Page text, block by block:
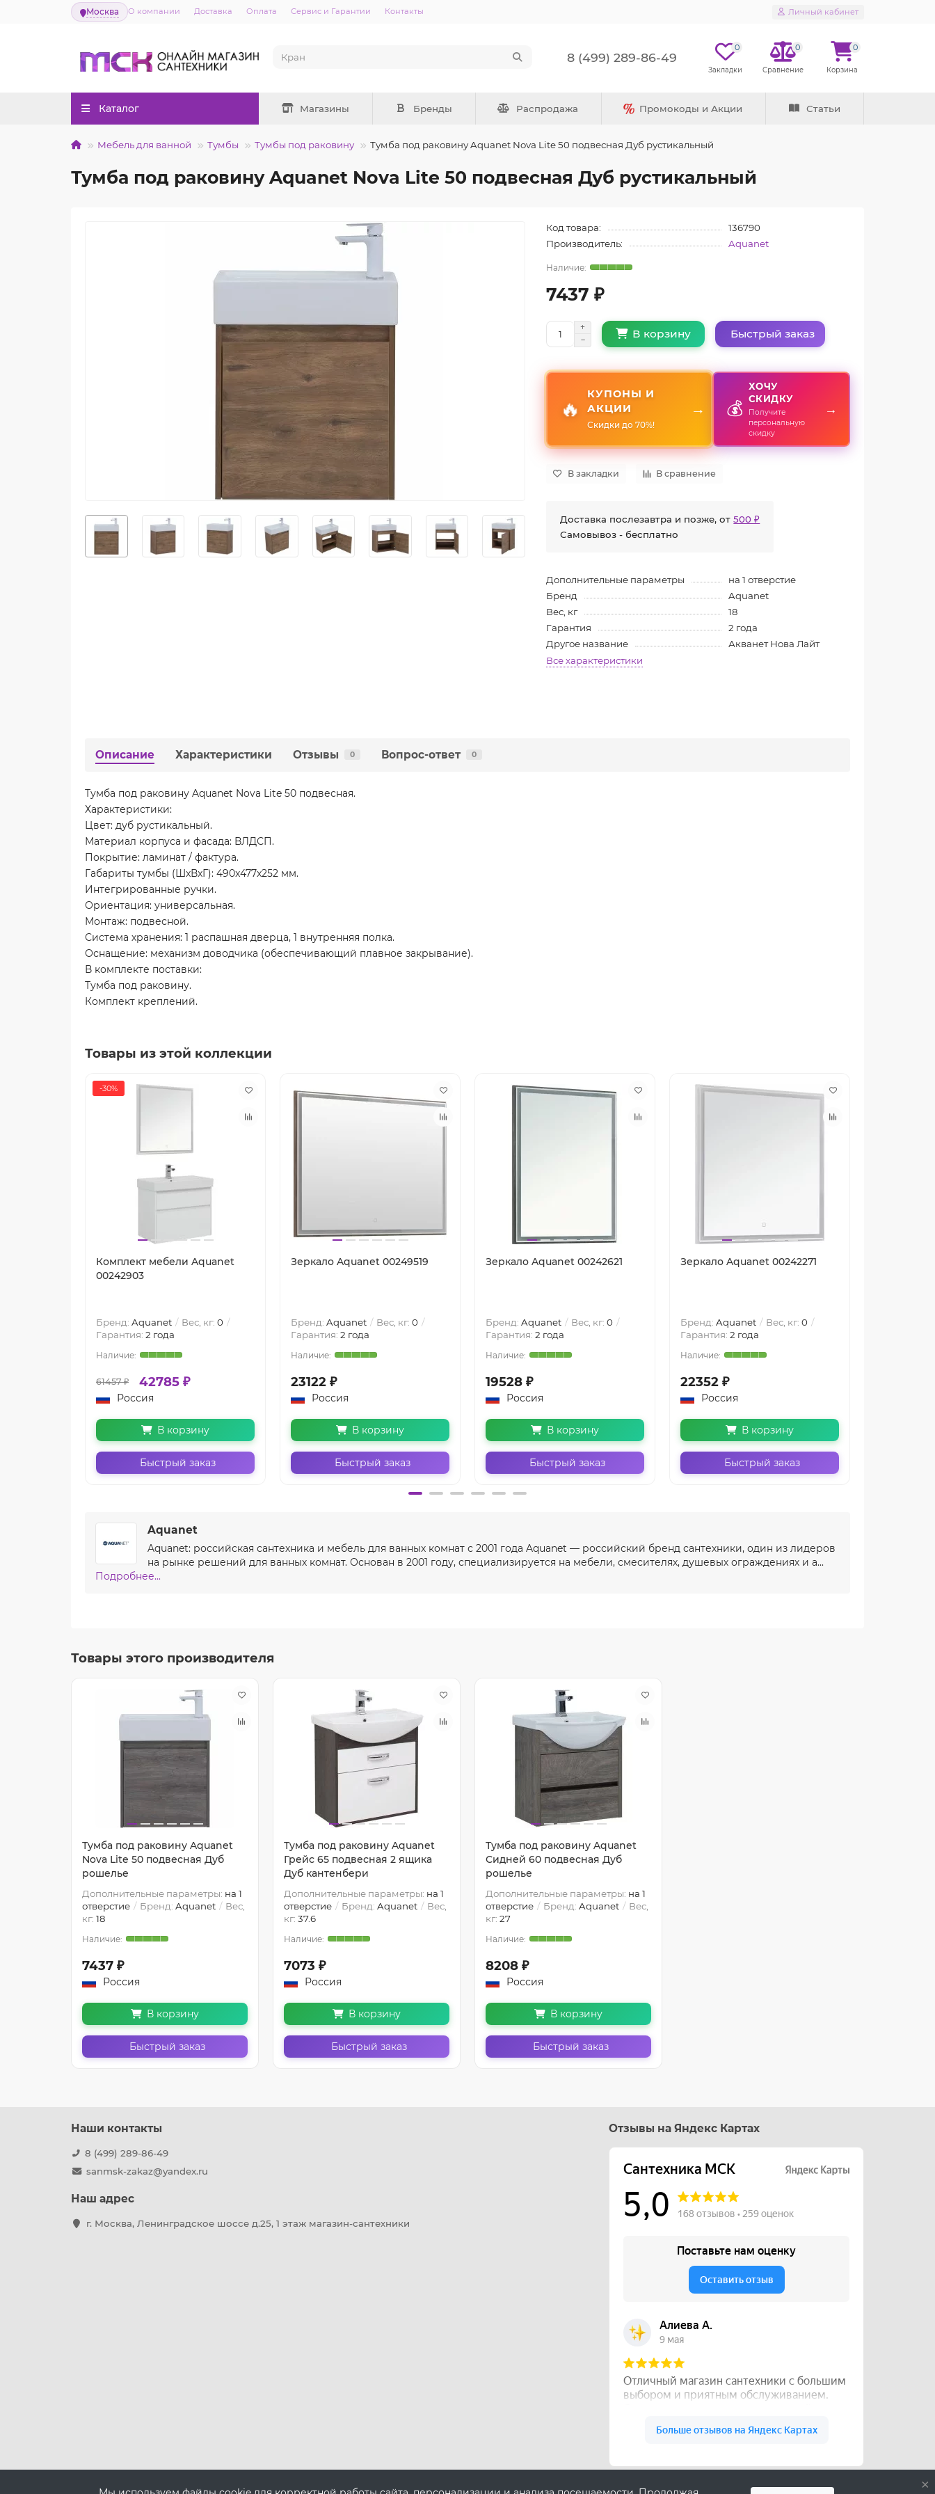
Москва О компании Доставка Оплата Сервис и Гарантии Контакты Личный кабинет
8 (499) 289-86-49
0 0 0
Каталог Магазины Бренды Распродажа Промокоды и Акции Статьи
Мебель для ванной Тумбы Тумбы под раковину Тумба под раковину Aquanet Nova Lite 50 подвесная Дуб рустикальный
Тумба под раковину Aquanet Nova Lite 50 подвесная Дуб рустикальный
×
Код товара:
136790
Производитель:
Aquanet
7437 ₽
В корзину Быстрый заказ
🔥
КУПОНЫ И
АКЦИИ
Скидки до 70%!
→ 💰
ХОЧУ
СКИДКУ
Получите
персональную
скидку
→
В закладки В сравнение
Доставка послезавтра и позже, от500 ₽
Самовывоз - бесплатно
Дополнительные параметры
на 1 отверстие
Бренд
Aquanet
Вес, кг
18
Гарантия
2 года
Другое название
Акванет Нова Лайт
Все характеристики
Описание Характеристики Отзывы 0 Вопрос-ответ 0
Тумба под раковину Aquanet Nova Lite 50 подвесная.
Характеристики:
Цвет: дуб рустикальный.
Материал корпуса и фасада: ВЛДСП.
Покрытие: ламинат / фактура.
Габариты тумбы (ШxВxГ): 490x477x252 мм.
Интегрированные ручки.
Ориентация: универсальная.
Монтаж: подвесной.
Система хранения: 1 распашная дверца, 1 внутренняя полка.
Оснащение: механизм доводчика (обеспечивающий плавное закрывание).
В комплекте поставки:
Тумба под раковину.
Комплект креплений.
Товары из этой коллекции
-30%
Комплект мебели Aquanet
00242903
Бренд: Aquanet Вес, кг: 0
Гарантия: 2 года
61457 ₽ 42785 ₽
Россия
В корзину
Быстрый заказ
Зеркало Aquanet 00249519
Бренд: Aquanet Вес, кг: 0
Гарантия: 2 года
23122 ₽
Россия
В корзину
Быстрый заказ
Зеркало Aquanet 00242621
Бренд: Aquanet Вес, кг: 0
Гарантия: 2 года
19528 ₽
Россия
В корзину
Быстрый заказ
Зеркало Aquanet 00242271
Бренд: Aquanet Вес, кг: 0
Гарантия: 2 года
22352 ₽
Россия
В корзину
Быстрый заказ
Aquanet
Aquanet: российская сантехника и мебель для ванных комнат с 2001 года Aquanet — российский бренд сантехники, один из лидеров
на рынке решений для ванных комнат. Основан в 2001 году, специализируется на мебели, смесителях, душевых ограждениях и а...
Подробнее...
Товары этого производителя
Тумба под раковину Aquanet
Nova Lite 50 подвесная Дуб
рошелье
Дополнительные параметры: на 1
отверстие
Бренд: Aquanet
Вес,
кг: 18
7437 ₽
Россия
В корзину
Быстрый заказ
Тумба под раковину Aquanet
Грейс 65 подвесная 2 ящика
Дуб кантенбери
Дополнительные параметры: на 1
отверстие
Бренд: Aquanet
Вес,
кг: 37.6
7073 ₽
Россия
В корзину
Быстрый заказ
Тумба под раковину Aquanet
Сидней 60 подвесная Дуб
рошелье
Дополнительные параметры: на 1
отверстие
Бренд: Aquanet
Вес,
кг: 27
8208 ₽
Россия
В корзину
Быстрый заказ
Наши контакты
8 (499) 289-86-49
sanmsk-zakaz@yandex.ru
Наш адрес
г. Москва, Ленинградское шоссе д.25, 1 этаж магазин-сантехники
Отзывы на Яндекс Картах